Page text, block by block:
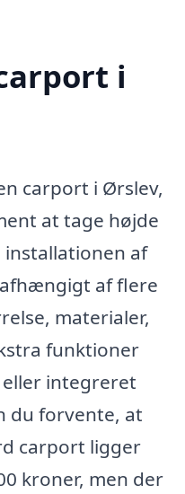
i
carport i Ørslev,
at tage højde
af
af flere
materialer,
funktioner
integreret
du forvente, at
carport ligger
kroner, men der